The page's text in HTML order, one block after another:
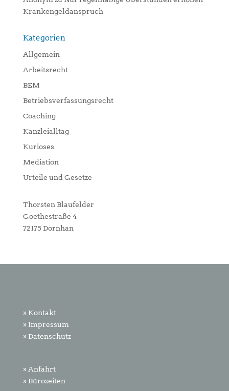
Krankengeldanspruch
Kategorien
Allgemein
Arbeitsrecht
BEM
Betriebsverfassungsrecht
Coaching
Kanzleialltag
Kurioses
Mediation
Urteile und Gesetze
Thorsten Blaufelder
Goethestraße 4
72175 Dornhan
» Kontakt
» Impressum
» Datenschutz
» Anfahrt
» Bürozeiten